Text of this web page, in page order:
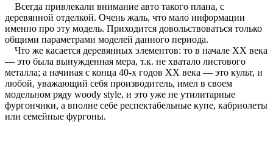
Всегда привлекали внимание авто такого плана, с
деревянной отделкой. Очень жаль, что мало информации
именно про эту модель. Приходится довольствоваться только
общими параметрами моделей данного периода.
Что же касается деревянных элементов: то в начале XX века
— это была вынужденная мера, т.к. не хватало листового
металла; а начиная с конца 40-х годов XX века — это культ, и
любой, уважающий себя производитель, имел в своем
модельном ряду woody style, и это уже не утилитарные
фургончики, а вполне себе респектабельные купе, кабриолеты
или семейные фургоны.